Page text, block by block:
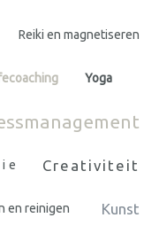
Reiki en magnetiseren
Yoga
Creativiteit
en reinigen Kunst